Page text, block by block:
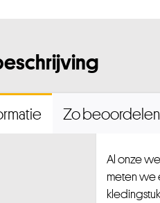
Zo
Al onze
meten we